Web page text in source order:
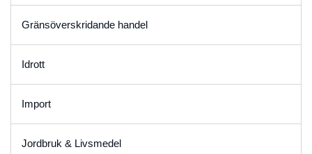
Gränsöverskridande handel
Idrott
Import
Jordbruk & Livsmedel